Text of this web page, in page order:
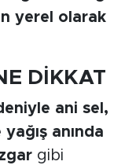
yerel olarak
DİKKAT
ani sel,
yağış anında
gibi